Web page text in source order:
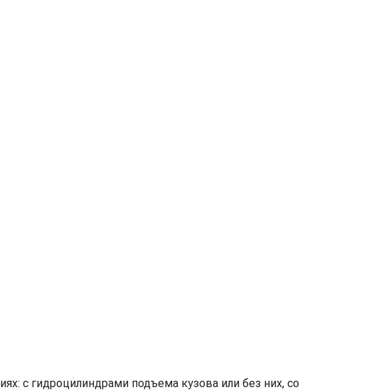
с гидроцилиндрами подъема кузова или без них, со